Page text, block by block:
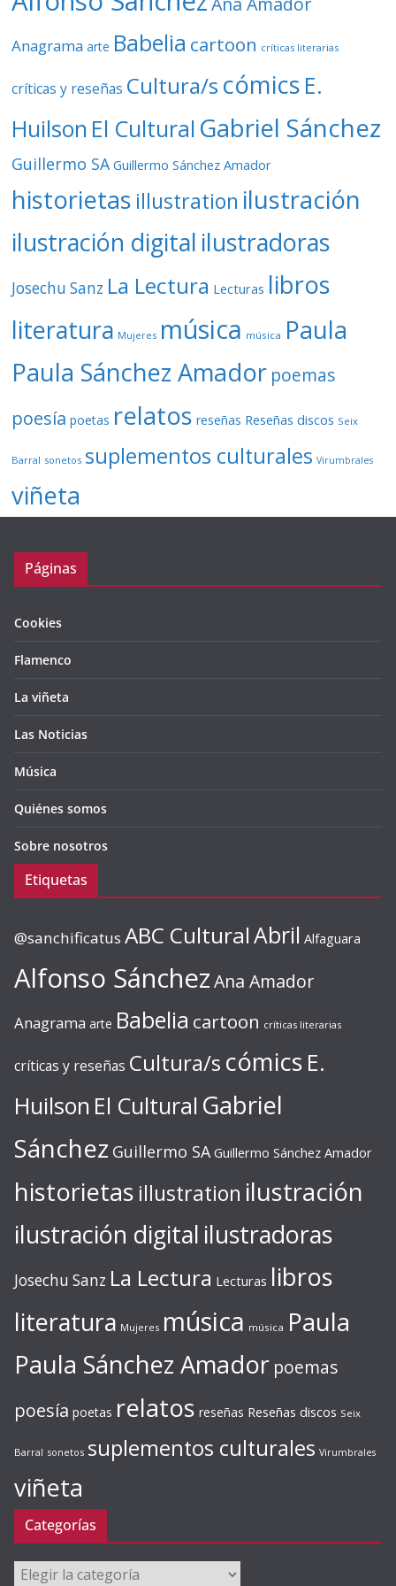
Anagrama arte Babelia cartoon críticas literarias
críticas y reseñas Cultura/s cómics E.
Huilson El Cultural Gabriel Sánchez
Guillermo SA Guillermo Sánchez Amador
historietas illustration ilustración
ilustración digital ilustradoras
Josechu Sanz La Lectura Lecturas libros
literatura Mujeres música música Paula
Paula Sánchez Amador poemas
poesía poetas relatos reseñas Reseñas discos Seix
Barral sonetos suplementos culturales Virumbrales
viñeta
Páginas
Cookies
Flamenco
La viñeta
Las Noticias
Música
Quiénes somos
Sobre nosotros
Etiquetas
@sanchificatus ABC CulturalAbril Alfaguara
Alfonso SánchezAna Amador
Anagrama arte Babelia cartoon críticas literarias
críticas y reseñas Cultura/s cómics E.
Huilson El Cultural Gabriel
Sánchez Guillermo SA Guillermo Sánchez Amador
historietas illustration ilustración
ilustración digital ilustradoras
Josechu Sanz La Lectura Lecturas libros
literatura Mujeres música música Paula
Paula Sánchez Amador poemas
poesía poetas relatos reseñas Reseñas discos Seix
Barral sonetos suplementos culturales Virumbrales
viñeta
Categorías
Categorías